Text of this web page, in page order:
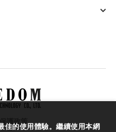
護政策
的使用體驗。繼續使用本網